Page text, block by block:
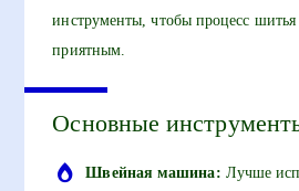
инструменты, чтобы процесс шитья
приятным.
Основные
Швейная машина: Лучше